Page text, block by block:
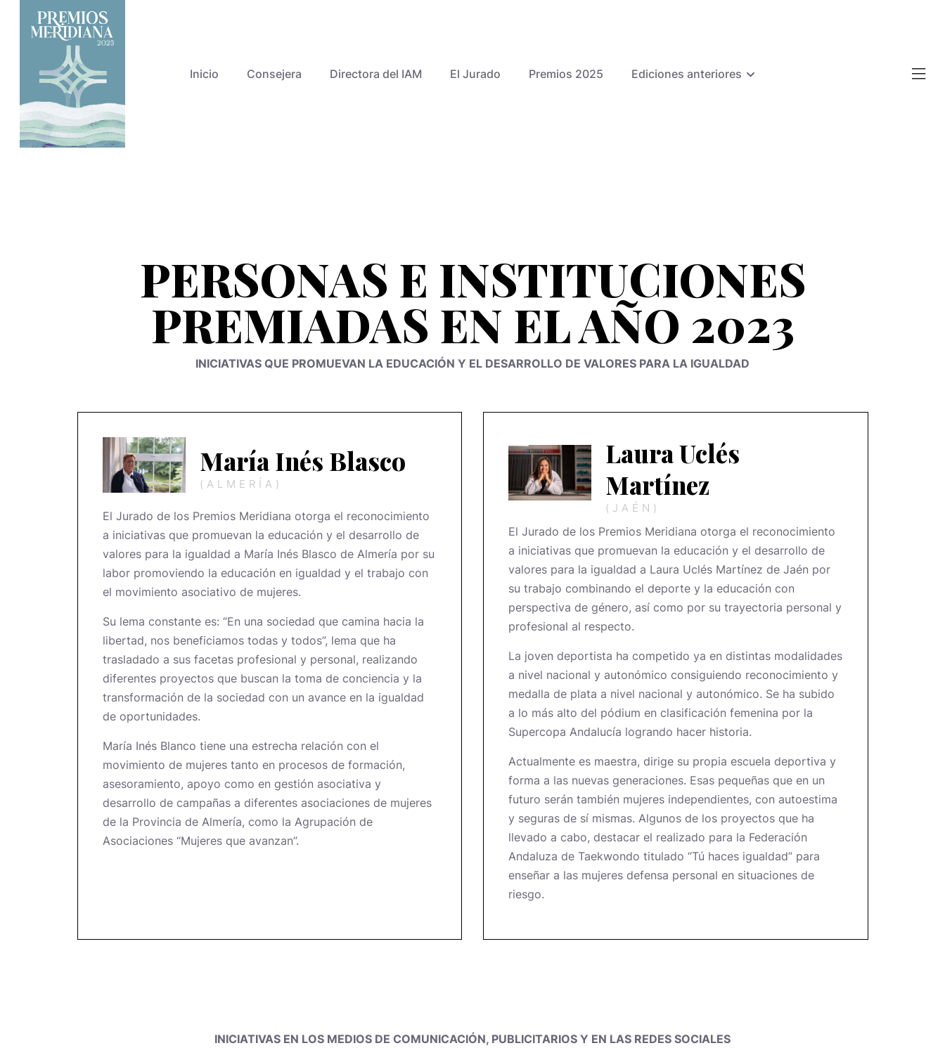
Inicio Consejera Directora del IAM El Jurado Premios 2025 Ediciones anteriores
PERSONAS E INSTITUCIONES
PREMIADAS EN EL AÑO 2023
INICIATIVAS QUE PROMUEVAN LA EDUCACIÓN Y EL DESARROLLO DE VALORES PARA LA IGUALDAD
María Inés Blasco
(ALMERÍA)
El Jurado de los Premios Meridiana otorga el reconocimiento
a iniciativas que promuevan la educación y el desarrollo de
valores para la igualdad a María Inés Blasco de Almería por su
labor promoviendo la educación en igualdad y el trabajo con
el movimiento asociativo de mujeres.
Su lema constante es: “En una sociedad que camina hacia la
libertad, nos beneficiamos todas y todos”, lema que ha
trasladado a sus facetas profesional y personal, realizando
diferentes proyectos que buscan la toma de conciencia y la
transformación de la sociedad con un avance en la igualdad
de oportunidades.
María Inés Blanco tiene una estrecha relación con el
movimiento de mujeres tanto en procesos de formación,
asesoramiento, apoyo como en gestión asociativa y
desarrollo de campañas a diferentes asociaciones de mujeres
de la Provincia de Almería, como la Agrupación de
Asociaciones “Mujeres que avanzan”.
Laura Uclés
Martínez
(JAÉN)
El Jurado de los Premios Meridiana otorga el reconocimiento
a iniciativas que promuevan la educación y el desarrollo de
valores para la igualdad a Laura Uclés Martínez de Jaén por
su trabajo combinando el deporte y la educación con
perspectiva de género, así como por su trayectoria personal y
profesional al respecto.
La joven deportista ha competido ya en distintas modalidades
a nivel nacional y autonómico consiguiendo reconocimiento y
medalla de plata a nivel nacional y autonómico. Se ha subido
a lo más alto del pódium en clasificación femenina por la
Supercopa Andalucía logrando hacer historia.
Actualmente es maestra, dirige su propia escuela deportiva y
forma a las nuevas generaciones. Esas pequeñas que en un
futuro serán también mujeres independientes, con autoestima
y seguras de sí mismas. Algunos de los proyectos que ha
llevado a cabo, destacar el realizado para la Federación
Andaluza de Taekwondo titulado “Tú haces igualdad” para
enseñar a las mujeres defensa personal en situaciones de
riesgo.
INICIATIVAS EN LOS MEDIOS DE COMUNICACIÓN, PUBLICITARIOS Y EN LAS REDES SOCIALES